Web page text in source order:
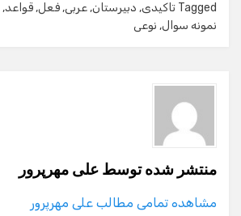
Tagged تاکیدی, دبیرستان, عربی, فعل, قواعد,
نمونه سوال, نوعی
منتشر شده توسطعلی مهرپرور
مشاهده تمامی مطالب علی مهرپرور